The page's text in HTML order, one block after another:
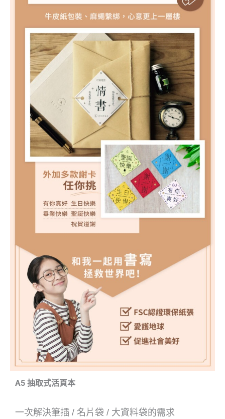
A5 抽取式活頁本
一次解決筆插 / 名片袋 / 大資料袋的需求